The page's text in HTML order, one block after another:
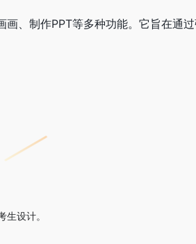
、制作PPT等多种功能。它旨在通
设计。